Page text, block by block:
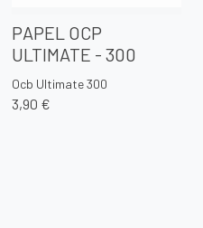
PAPEL OCP
ULTIMATE - 300
Ocb Ultimate 300
3,90 €